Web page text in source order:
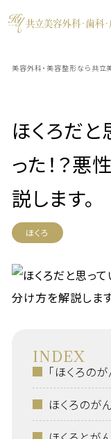
美容外科・美容整形なら共立
ほくろだと
った！？
説します。
ほくろ
INDEX
「ほくろの
ほくろのが